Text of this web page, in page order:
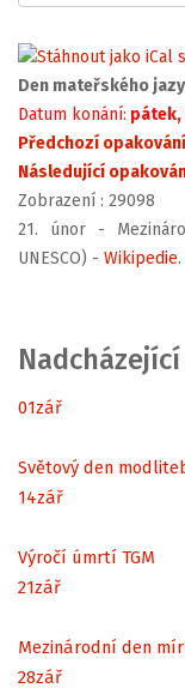
Den mateřského
Datum konání: pátek,
Předchozí opakování
Následující
Zobrazení : 29098
21. únor -
UNESCO) - Wikipedie.
01zář
Světový den
14zář
Výročí úmrtí TGM
21zář
Mezinárodní den
28zář